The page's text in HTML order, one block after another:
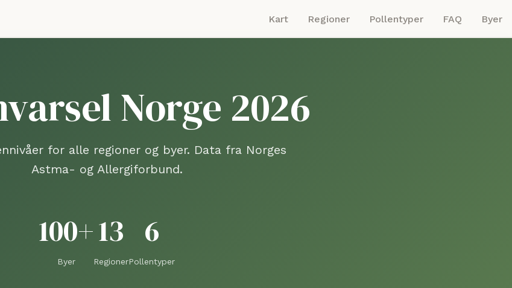
Kart Regioner Pollentyper FAQ Byer
Norge 2026
for alle regioner og byer. Data fra Norges
Astma- og Allergiforbund.
100+
Byer
13
Regioner
6
Pollentyper